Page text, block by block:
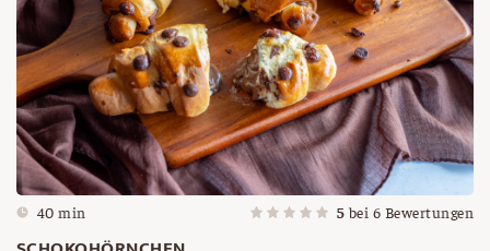
40 min 5 bei 6 Bewertungen